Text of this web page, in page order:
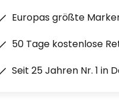
Europas größte
50 Tage kostenlose
Seit 25 Jahren Nr. 1 in